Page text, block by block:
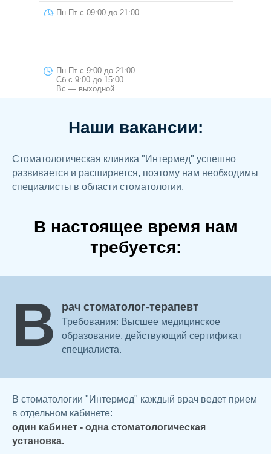
Пн-Пт с 09:00 до 21:00
Пн-Пт с 9:00 до 21:00
Сб с 9:00 до 15:00
Вс — выходной..
Наши вакансии:
Стоматологическая клиника "Интермед" успешно
развивается и расширяется, поэтому нам необходимы
специалисты в области стоматологии.
В настоящее время нам
требуется:
В рач стоматолог-терапевт
Требования: Высшее медицинское
образование, действующий сертификат
специалиста.
В стоматологии "Интермед" каждый врач ведет прием
в отдельном кабинете:
один кабинет - одна стоматологическая
установка.